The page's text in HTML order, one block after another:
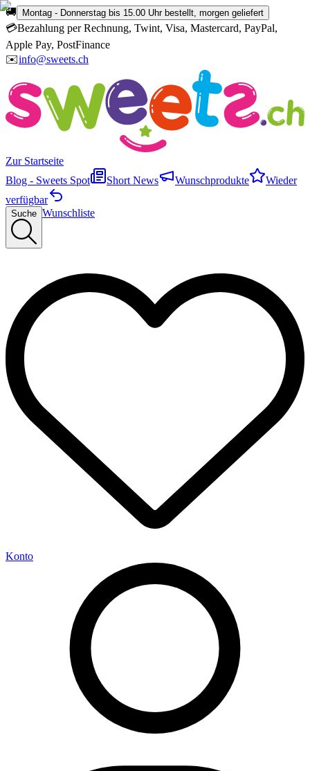
🚚 Montag - Donnerstag bis 15.00 Uhr bestellt, morgen geliefert
💳Bezahlung per Rechnung, Twint, Visa, Mastercard, PayPal,
Apple Pay, PostFinance
✉️info@sweets.ch
Zur Startseite
Blog - Sweets Spot
Short News Wunschprodukte
Wieder
verfügbar
Suche Wunschliste
Konto